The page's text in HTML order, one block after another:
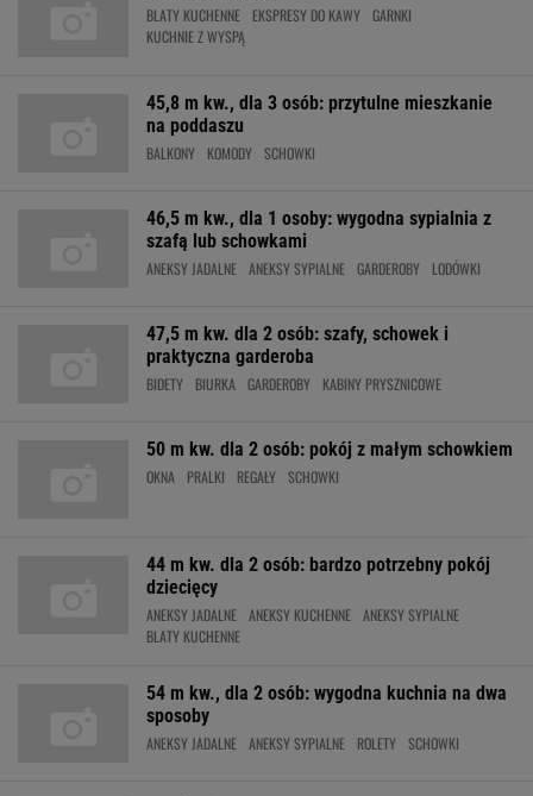
BLATY KUCHENNE EKSPRESY DO KAWY GARNKI
KUCHNIE Z WYSPĄ
45,8 m kw., dla 3 osób: przytulne mieszkanie
na poddaszu
BALKONY KOMODY SCHOWKI
46,5 m kw., dla 1 osoby: wygodna sypialnia z
szafą lub schowkami
ANEKSY JADALNE ANEKSY SYPIALNE GARDEROBY LODÓWKI
47,5 m kw. dla 2 osób: szafy, schowek i
praktyczna garderoba
BIDETY BIURKA GARDEROBY KABINY PRYSZNICOWE
50 m kw. dla 2 osób: pokój z małym schowkiem
OKNA PRALKI REGAŁY SCHOWKI
44 m kw. dla 2 osób: bardzo potrzebny pokój
dziecięcy
ANEKSY JADALNE ANEKSY KUCHENNE ANEKSY SYPIALNE
BLATY KUCHENNE
54 m kw., dla 2 osób: wygodna kuchnia na dwa
sposoby
ANEKSY JADALNE ANEKSY SYPIALNE ROLETY SCHOWKI